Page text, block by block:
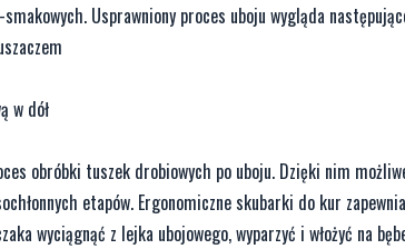
Usprawniony proces uboju wygląda
w dół
obróbki tuszek drobiowych po uboju. Dzięki nim
etapów. Ergonomiczne skubarki do kur
wyciągnąć z lejka ubojowego, wyparzyć i włożyć na